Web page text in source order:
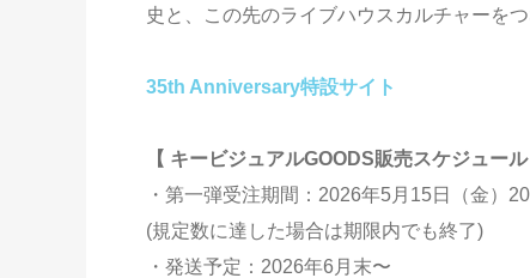
史と、この先のライブハウスカルチャーを
35th Anniversary特設サイト
【 キービジュアルGOODS販売スケジュール
・第一弾受注期間：2026年5月15日（金）
(規定数に達した場合は期限内でも終了)
・発送予定：2026年6月末〜